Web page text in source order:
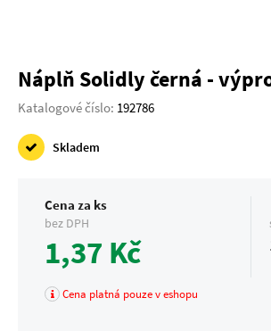
Náplň Solidly černá -
Katalogové číslo: 192786
Skladem
Cena za ks
bez DPH
1,37 Kč
Cena platná pouze v eshopu